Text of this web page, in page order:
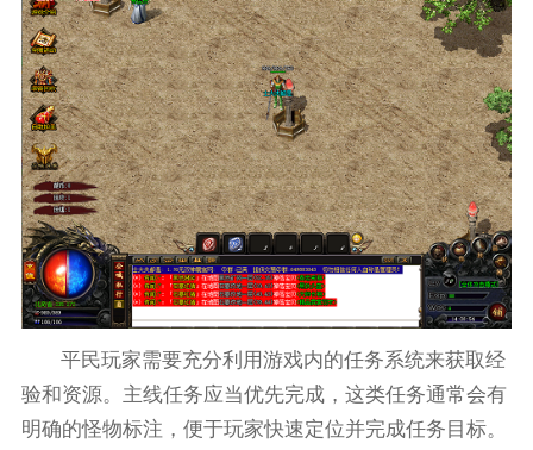
平民玩家需要充分利用游戏内的任务系统来获取经
验和资源。主线任务应当优先完成，这类任务通常会有
明确的怪物标注，便于玩家快速定位并完成任务目标。